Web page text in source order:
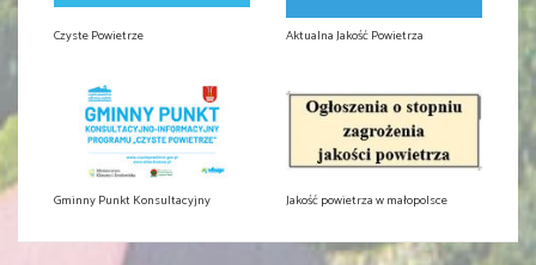
Czyste Powietrze Aktualna Jakość Powietrza
Gminny Punkt Konsultacyjny Jakość powietrza w małopolsce